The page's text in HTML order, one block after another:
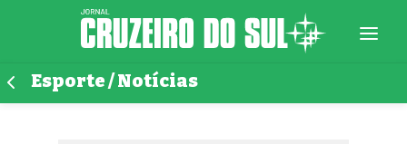
Esporte / Notícias